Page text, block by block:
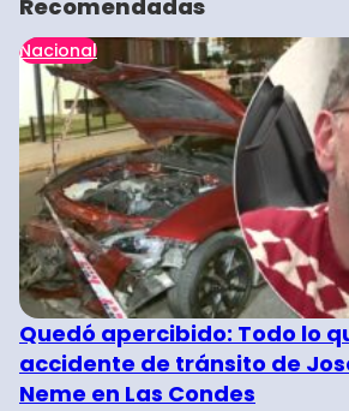
Recomendadas
Nacional
Quedó apercibido: Todo lo
accidente de tránsito de
Neme en Las Condes